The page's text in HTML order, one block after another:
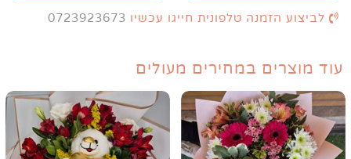
לביצוע הזמנה טלפונית חייגו עכשיו 0723923673
עוד מוצרים במחירים מעולים